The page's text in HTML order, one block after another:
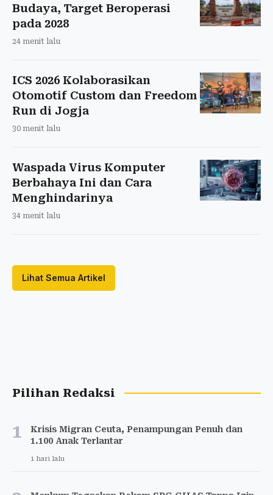
Budaya, Target Beroperasi
pada 2028
24 menit lalu
ICS 2026 Kolaborasikan
Otomotif Custom dan Freedom
Run di Jogja
30 menit lalu
Waspada Virus Komputer
Berbahaya Ini dan Cara
Menghindarinya
34 menit lalu
Lihat Semua Artikel
Pilihan Redaksi
1
Krisis Migran Ceuta, Penampungan Penuh dan
1.100 Anak Terlantar
1 hari lalu